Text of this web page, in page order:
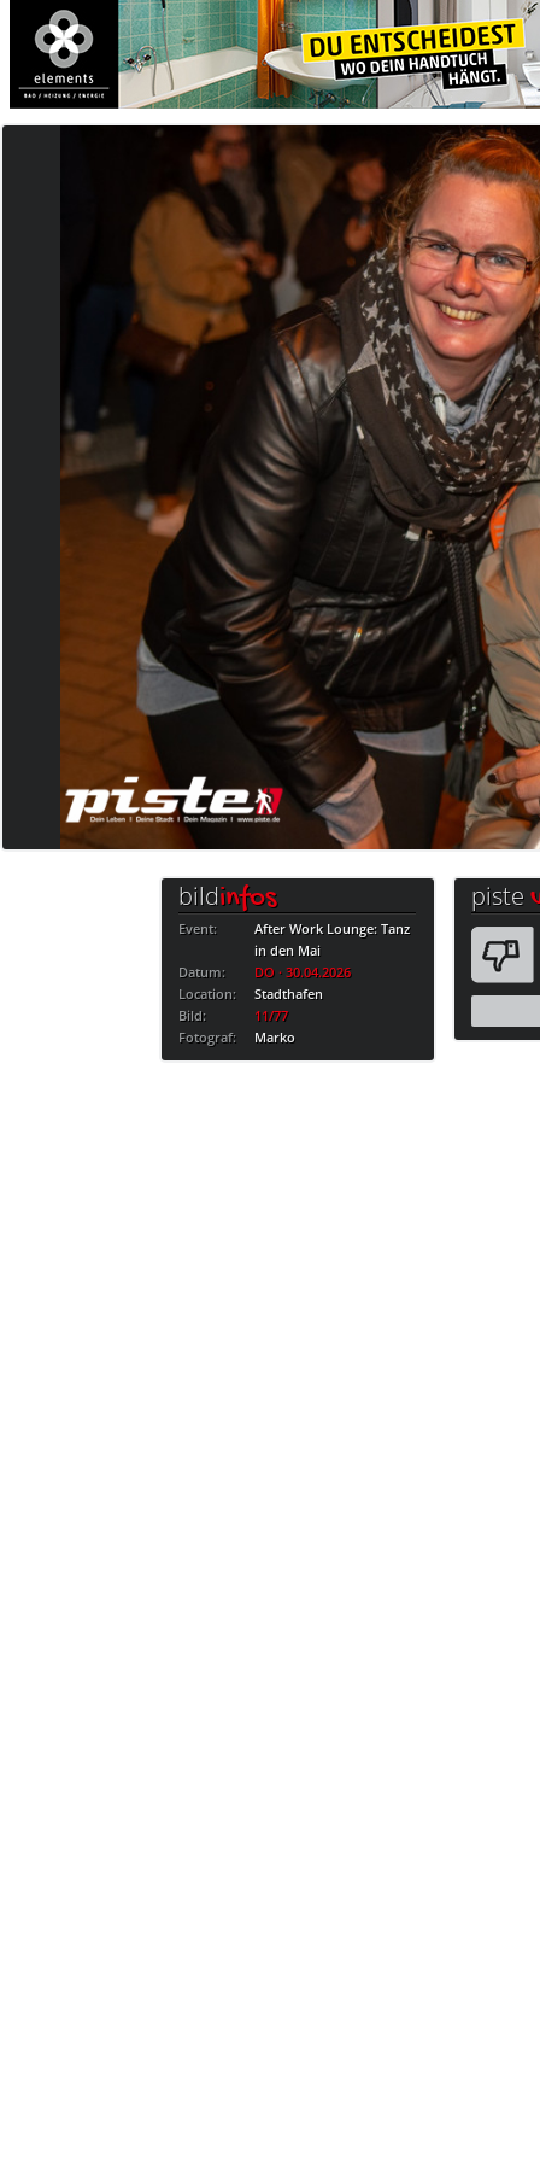
bildinfos
Event:
After Work Lounge: Tanz
in den Mai
Datum:
DO · 30.04.2026
Location:
Stadthafen
Bild:
11/77
Fotograf:
Marko
piste